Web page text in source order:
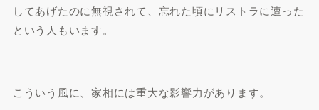
してあげたのに無視されて、忘れた頃にリストラに遭った
という人もいます。
こういう風に、家相には重大な影響力があります。